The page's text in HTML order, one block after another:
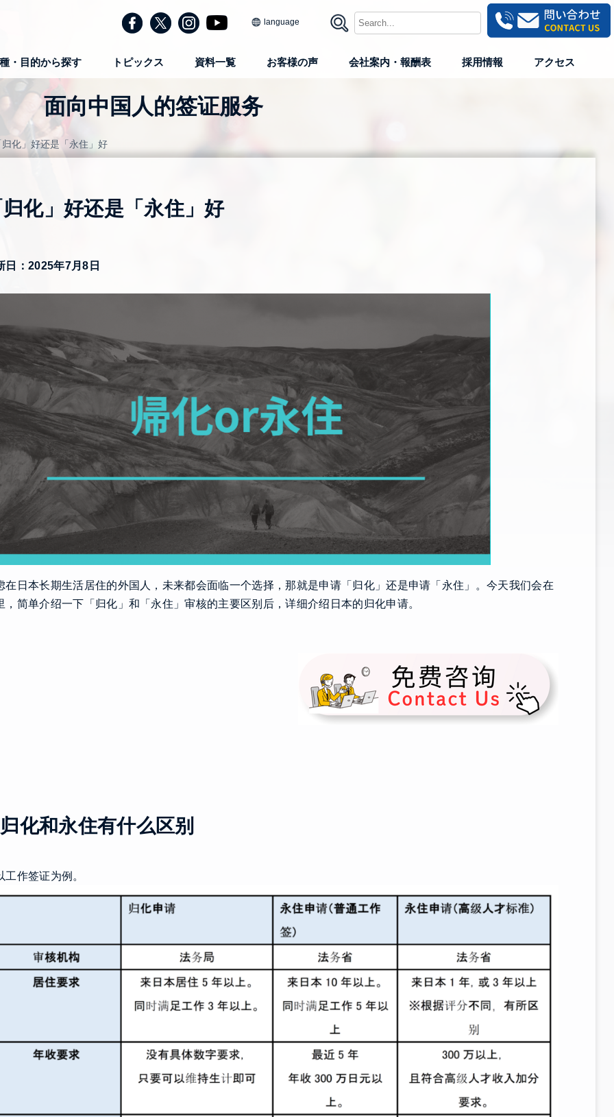
language
・目的から探す トピックス 資料一覧 お客様の声 会社案内・報酬表 採用情報 アクセス
面向中国人的签证服务
归化」好还是「永住」好
化」好还是「永住」好
日：2025年7月8日
在日本长期生活居住的外国人，未来都会面临一个选择，那就是申请「归化」还是申请「永住」。今天我们会在
，简单介绍一下「归化」和「永住」审核的主要区别后，详细介绍日本的归化申请。
化和永住有什么区别
作签证为例。